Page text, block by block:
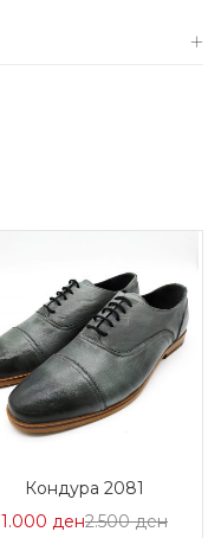
Кондура 2081
1.000 денЦена
2.500ден